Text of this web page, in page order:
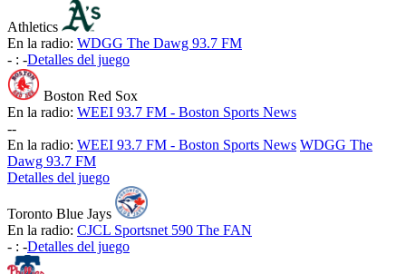
Athletics
En la radio: WDGG The Dawg 93.7 FM
- : -Detalles del juego
Boston Red Sox
En la radio: WEEI 93.7 FM - Boston Sports News
--
En la radio: WEEI 93.7 FM - Boston Sports News WDGG The
Dawg 93.7 FM
Detalles del juego
Toronto Blue Jays
En la radio: CJCL Sportsnet 590 The FAN
- : -Detalles del juego